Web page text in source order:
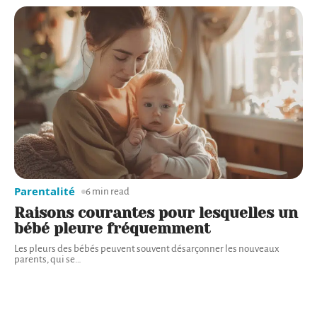
Raisons courantes pour lesquelles un
bébé pleure fréquemment
Les pleurs des bébés peuvent souvent désarçonner les nouveaux
parents, qui se…
Parentalité 6 min read